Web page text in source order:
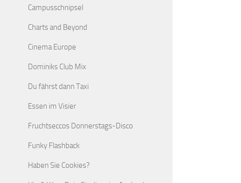
Campusschnipsel
Charts and Beyond
Cinema Europe
Dominiks Club Mix
Du fährst dann Taxi
Essen im Visier
Fruchtseccos Donnerstags-Disco
Funky Flashback
Haben Sie Cookies?